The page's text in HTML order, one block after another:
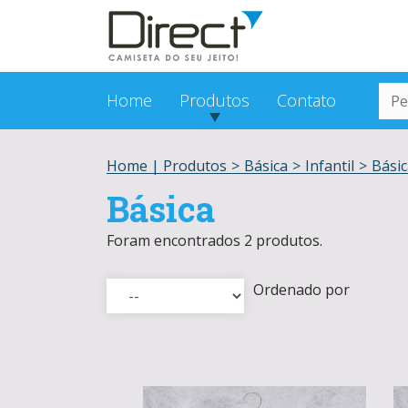
Home Produtos Contato
Home | Produtos > Básica > Infantil >
Básica
Foram encontrados 2 produtos.
Ordenado por